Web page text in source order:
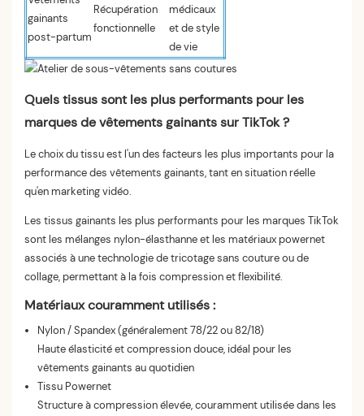
gainants
post-partum
Récupération
fonctionnelle
médicaux
et de style
de vie
Quels tissus sont les plus performants pour les
marques de vêtements gainants sur TikTok ?
Le choix du tissu est l'un des facteurs les plus importants pour la
performance des vêtements gainants, tant en situation réelle
qu'en marketing vidéo.
Les tissus gainants les plus performants pour les marques TikTok
sont les mélanges nylon-élasthanne et les matériaux powernet
associés à une technologie de tricotage sans couture ou de
collage, permettant à la fois compression et flexibilité.
Matériaux couramment utilisés :
Nylon / Spandex (généralement 78/22 ou 82/18)
Haute élasticité et compression douce, idéal pour les
vêtements gainants au quotidien
Tissu Powernet
Structure à compression élevée, couramment utilisée dans les